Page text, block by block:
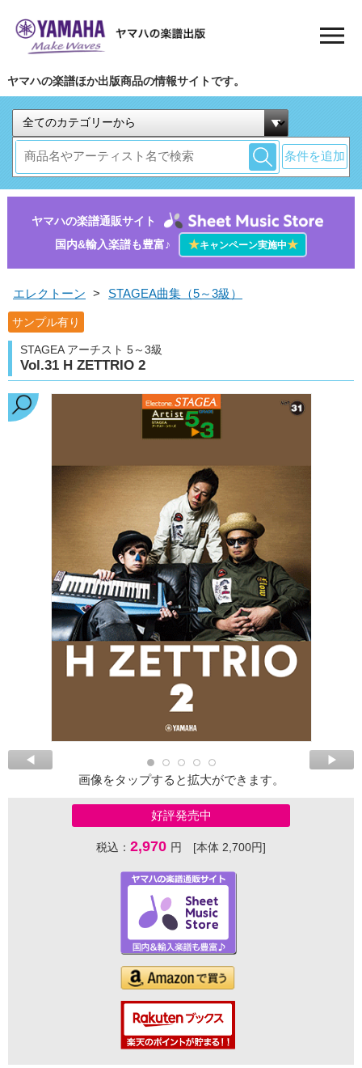
ヤマハの楽譜ほか出版商品の情報サイトです。
条件を追加
ヤマハの楽譜通販サイト
国内&輸入楽譜も豊富♪
★キャンペーン実施中★
エレクトーン > STAGEA曲集（5～3級）
サンプル有り
STAGEA アーチスト 5～3級
Vol.31 H ZETTRIO 2
画像をタップすると拡大ができます。
好評発売中
税込： 2,970 円 [本体 2,700円]